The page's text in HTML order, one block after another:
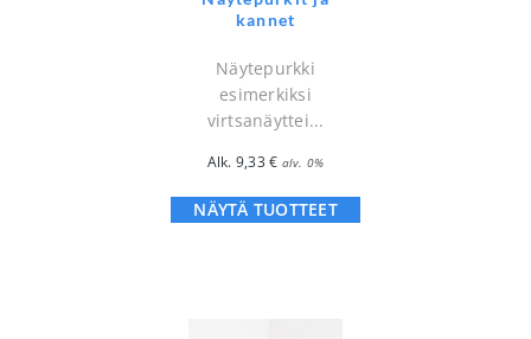
kannet
Näytepurkki
esimerkiksi
virtsanäyttei...
Alk. 9,33€ alv. 0%
NÄYTÄ TUOTTEET